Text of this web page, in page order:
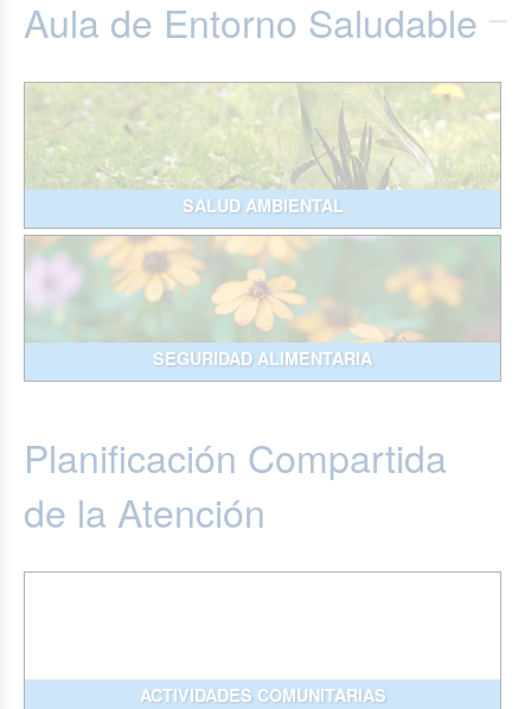
Aula de Entorno Saludable
SALUD AMBIENTAL
SEGURIDAD ALIMENTARIA
Planificación Compartida
de la Atención
ACTIVIDADES COMUNITARIAS